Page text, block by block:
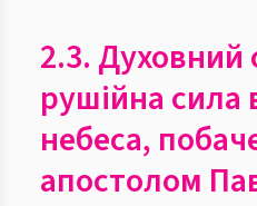
2.3. Духовний
рушійна сила
небеса,
апостолом